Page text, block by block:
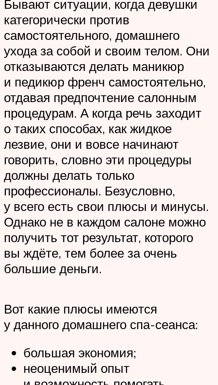
Бывают ситуации, когда девушки
категорически против
самостоятельного, домашнего
ухода за собой и своим телом. Они
отказываются делать маникюр
и педикюр френч самостоятельно,
отдавая предпочтение салонным
процедурам. А когда речь заходит
о таких способах, как жидкое
лезвие, они и вовсе начинают
говорить, словно эти процедуры
должны делать только
профессионалы. Безусловно,
у всего есть свои плюсы и минусы.
Однако не в каждом салоне можно
получить тот результат, которого
вы ждёте, тем более за очень
большие деньги.
Вот какие плюсы имеются
у данного домашнего спа-сеанса:
большая экономия;
неоценимый опыт